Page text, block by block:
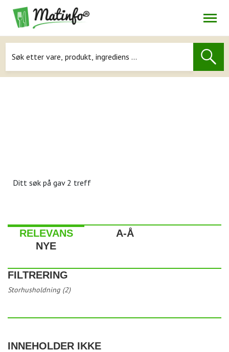
Navigasjon
Ditt søk på gav 2 treff
RELEVANS
A-Å
NYE
FILTRERING
Storhusholdning (2)
INNEHOLDER IKKE